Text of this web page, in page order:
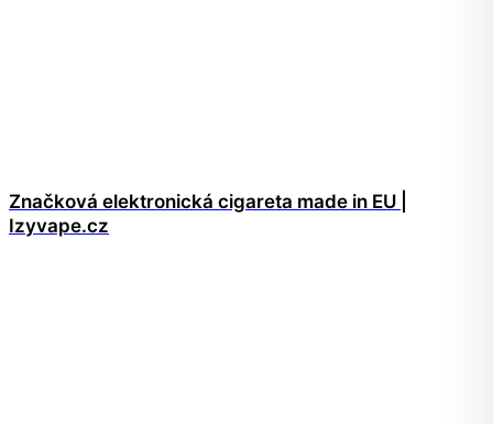
Značková elektronická cigareta made in EU |
Izyvape.cz